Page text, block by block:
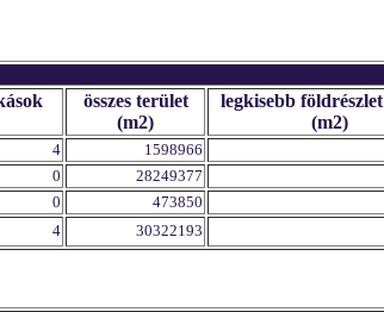
összes terület
(m2)
legkisebb
(m2)
4 1598966
0 28249377
0 473850
4 30322193